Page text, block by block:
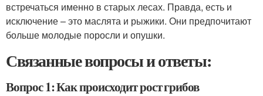
встречаться именно в старых лесах. Правда, есть и
исключение – это маслята и рыжики. Они предпочитают
больше молодые поросли и опушки.
Связанные вопросы и ответы:
Вопрос 1: Как происходит рост грибов